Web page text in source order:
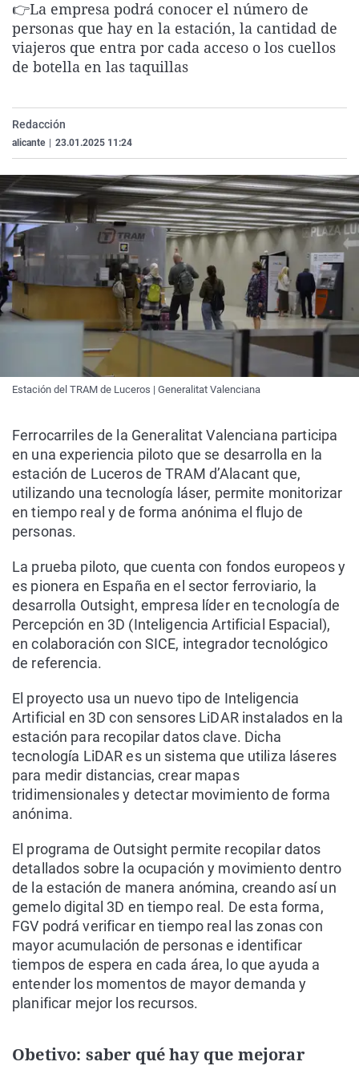
La rosa de los vientos
Gente viajera
Caso
Retornados
Extremadura
Galicia
Virales
Televisión
👉La empresa podrá conocer el número de
personas que hay en la estación, la cantidad de
viajeros que entra por cada acceso o los cuellos
de botella en las taquillas
Redacción
alicante 23.01.2025 11:24
Estación del TRAM de Luceros | Generalitat Valenciana
Ferrocarriles de la Generalitat Valenciana participa
en una experiencia piloto que se desarrolla en la
estación de Luceros de TRAM d’Alacant que,
utilizando una tecnología láser, permite monitorizar
en tiempo real y de forma anónima el flujo de
personas.
La prueba piloto, que cuenta con fondos europeos y
es pionera en España en el sector ferroviario, la
desarrolla Outsight, empresa líder en tecnología de
Percepción en 3D (Inteligencia Artificial Espacial),
en colaboración con SICE, integrador tecnológico
de referencia.
El proyecto usa un nuevo tipo de Inteligencia
Artificial en 3D con sensores LiDAR instalados en la
estación para recopilar datos clave. Dicha
tecnología LiDAR es un sistema que utiliza láseres
para medir distancias, crear mapas
tridimensionales y detectar movimiento de forma
anónima.
El programa de Outsight permite recopilar datos
detallados sobre la ocupación y movimiento dentro
de la estación de manera anómina, creando así un
gemelo digital 3D en tiempo real. De esta forma,
FGV podrá verificar en tiempo real las zonas con
mayor acumulación de personas e identificar
tiempos de espera en cada área, lo que ayuda a
entender los momentos de mayor demanda y
planificar mejor los recursos.
Obetivo: saber qué hay que mejorar